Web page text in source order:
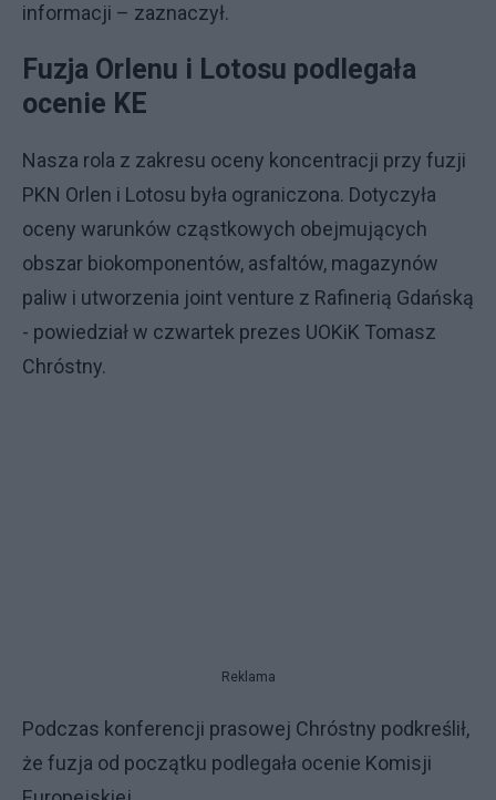
informacji – zaznaczył.
Fuzja Orlenu i Lotosu podlegała
ocenie KE
Nasza rola z zakresu oceny koncentracji przy fuzji
PKN Orlen i Lotosu była ograniczona. Dotyczyła
oceny warunków cząstkowych obejmujących
obszar biokomponentów, asfaltów, magazynów
paliw i utworzenia joint venture z Rafinerią Gdańską
- powiedział w czwartek prezes UOKiK Tomasz
Chróstny.
Reklama
Podczas konferencji prasowej Chróstny podkreślił,
że fuzja od początku podlegała ocenie Komisji